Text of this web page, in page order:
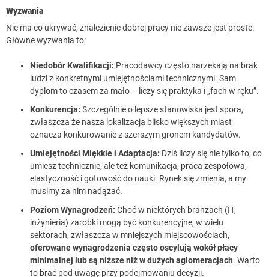
Wyzwania
Nie ma co ukrywać, znalezienie dobrej pracy nie zawsze jest proste.
Główne wyzwania to:
Niedobór Kwalifikacji: Pracodawcy często narzekają na brak
ludzi z konkretnymi umiejętnościami technicznymi. Sam
dyplom to czasem za mało – liczy się praktyka i „fach w ręku”.
Konkurencja: Szczególnie o lepsze stanowiska jest spora,
zwłaszcza że nasza lokalizacja blisko większych miast
oznacza konkurowanie z szerszym gronem kandydatów.
Umiejętności Miękkie i Adaptacja: Dziś liczy się nie tylko to, co
umiesz technicznie, ale też komunikacja, praca zespołowa,
elastyczność i gotowość do nauki. Rynek się zmienia, a my
musimy za nim nadążać.
Poziom Wynagrodzeń: Choć w niektórych branżach (IT,
inżynieria) zarobki mogą być konkurencyjne, w wielu
sektorach, zwłaszcza w mniejszych miejscowościach,
oferowane wynagrodzenia często oscylują wokół płacy
minimalnej lub są niższe niż w dużych aglomeracjach. Warto
to brać pod uwagę przy podejmowaniu decyzji.